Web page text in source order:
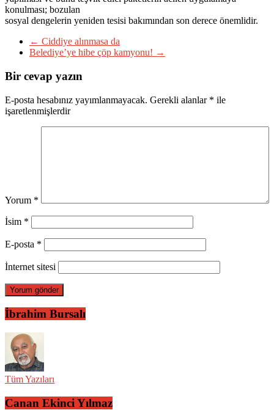
konulması; bozulan
sosyal dengelerin yeniden tesisi bakımından son derece önemlidir.
← Ciddiye alınmasa da
Belediye’ye hibe çöp kamyonu! →
Bir cevap yazın
E-posta hesabınız yayımlanmayacak. Gerekli alanlar * ile
işaretlenmişlerdir
Yorum *
İsim *
E-posta *
İnternet sitesi
İbrahim Bursalı
Tüm Yazıları
Canan Ekinci Yılmaz